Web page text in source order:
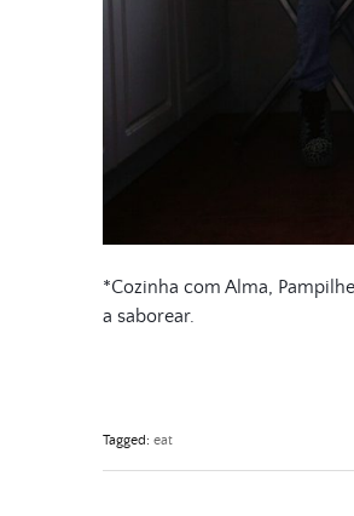
*Cozinha com Alma,
a saborear.
Tagged: eat